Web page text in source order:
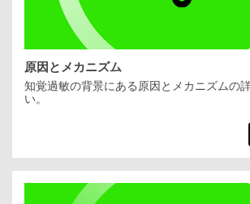
原因とメカニズム
知覚過敏の背景にある原因とメカニズムの
い。